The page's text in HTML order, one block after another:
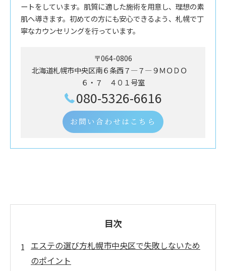
ートをしています。肌質に適した施術を用意し、理想の素
肌へ導きます。初めての方にも安心できるよう、札幌で丁
寧なカウンセリングを行っています。
〒064-0806
北海道札幌市中央区南６条西７―７―９ＭＯＤＯ
６・７ ４０１号室
080-5326-6616
お問い合わせはこちら
目次
エステの選び方札幌市中央区で失敗しないため
のポイント